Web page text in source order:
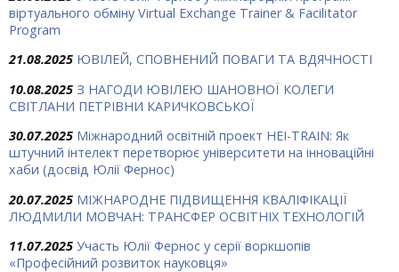
віртуального обміну Virtual Exchange Trainer & Facilitator
Program
21.08.2025 ЮВІЛЕЙ, СПОВНЕНИЙ ПОВАГИ ТА ВДЯЧНОСТІ
10.08.2025 З НАГОДИ ЮВІЛЕЮ ШАНОВНОЇ КОЛЕГИ
СВІТЛАНИ ПЕТРІВНИ КАРИЧКОВСЬКОЇ
30.07.2025 Міжнародний освітній проект HEI-TRAIN: Як
штучний інтелект перетворює університети на інноваційні
хаби (досвід Юлії Фернос)
20.07.2025 МІЖНАРОДНЕ ПІДВИЩЕННЯ КВАЛІФІКАЦІЇ
ЛЮДМИЛИ МОВЧАН: ТРАНСФЕР ОСВІТНІХ ТЕХНОЛОГІЙ
11.07.2025 Участь Юлії Фернос у серії воркшопів
«Професійний розвиток науковця»